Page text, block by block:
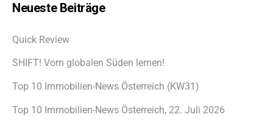
Neueste Beiträge
Quick Review
SHIFT! Vom globalen Süden lernen!
Top 10 Immobilien-News Österreich (KW31)
Top 10 Immobilien-News Österreich, 22. Juli 2026